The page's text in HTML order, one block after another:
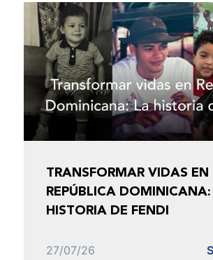
TRANSFORMAR VIDAS EN
REPÚBLICA
HISTORIA DE FENDI
27/07/26